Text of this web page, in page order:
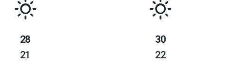
28
21
30
22